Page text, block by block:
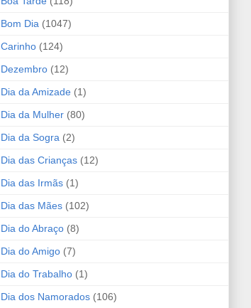
Bom Dia (1047)
Carinho (124)
Dezembro (12)
Dia da Amizade (1)
Dia da Mulher (80)
Dia da Sogra (2)
Dia das Crianças (12)
Dia das Irmãs (1)
Dia das Mães (102)
Dia do Abraço (8)
Dia do Amigo (7)
Dia do Trabalho (1)
Dia dos Namorados (106)